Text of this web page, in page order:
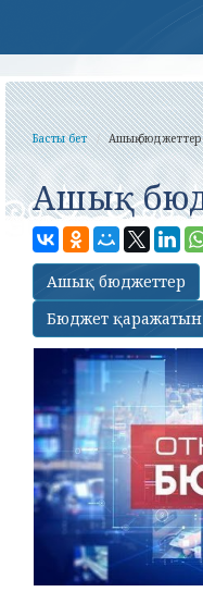
Басты бет Ашық бюджеттер
Ашық
Ашық бюджеттер
Бюджет қаражатын